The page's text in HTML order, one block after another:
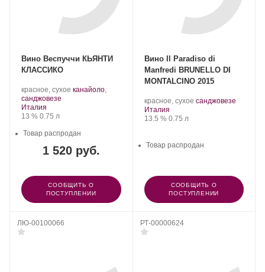
Вино Веспуччи КЬЯНТИ
КЛАССИКО
красное, сухое .канайоло,
санджовезе
Регион:
Италия
Крепость
13 %. Объем
0.75 л
1 520 руб.
Товар распродан
СООБЩИТЬ О
ПОСТУПЛЕНИИ
Вино Il Paradiso di
Manfredi BRUNELLO DI
MONTALCINO 2015
красное, сухое .санджовезе.
Регион:
Италия
Крепость
13.5 %. Объем
0.75 л
Товар распродан
СООБЩИТЬ О
ПОСТУПЛЕНИИ
ЛЮ-00100066 РТ-00000624